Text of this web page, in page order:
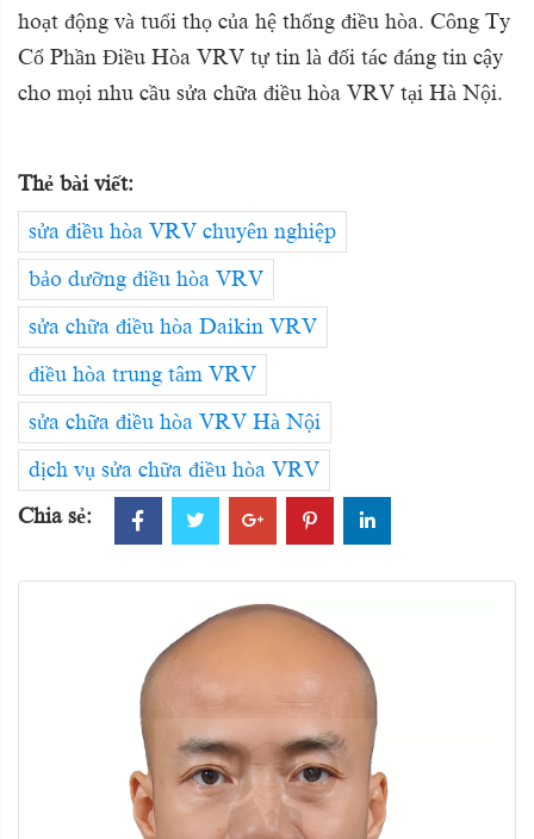
hoạt động và tuổi thọ của hệ thống điều hòa. Công Ty
Cổ Phần Điều Hòa VRV tự tin là đối tác đáng tin cậy
cho mọi nhu cầu sửa chữa điều hòa VRV tại Hà Nội.
Thẻ bài viết:
sửa điều hòa VRV chuyên nghiệp
bảo dưỡng điều hòa VRV
sửa chữa điều hòa Daikin VRV
điều hòa trung tâm VRV
sửa chữa điều hòa VRV Hà Nội
dịch vụ sửa chữa điều hòa VRV
Chia sẻ: